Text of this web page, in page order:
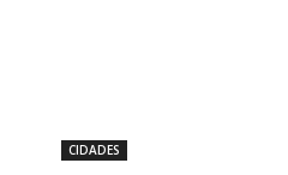
CIDADES